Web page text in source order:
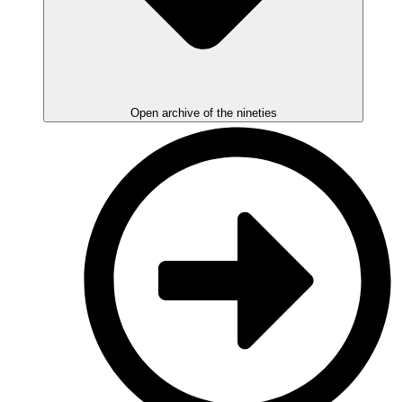
Open archive of the nineties